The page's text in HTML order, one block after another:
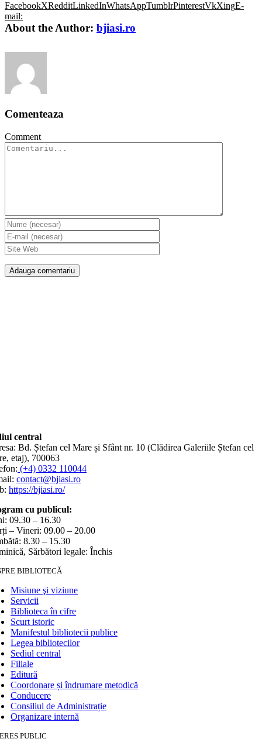
FacebookXRedditLinkedInWhatsAppTumblrPinterestVkXingE-
mail:
About the Author: bjiasi.ro
Comenteaza
Comment
central
Bd. Ștefan cel Mare și Sfânt nr. 10 (Clădirea Galeriile Ștefan cel
etaj), 700063
(+4) 0332 110044
contact@bjiasi.ro
https://bjiasi.ro/
cu publicul:
09.30 – 16.30
– Vineri: 09.00 – 20.00
8.30 – 15.30
Sărbători legale: Închis
BIBLIOTECĂ
Misiune şi viziune
Servicii
Biblioteca în cifre
Scurt istoric
Manifestul bibliotecii publice
Legea bibliotecilor
Sediul central
Filiale
Editură
Coordonare și îndrumare metodică
Conducere
Consiliul de Administrație
Organizare internă
PUBLIC